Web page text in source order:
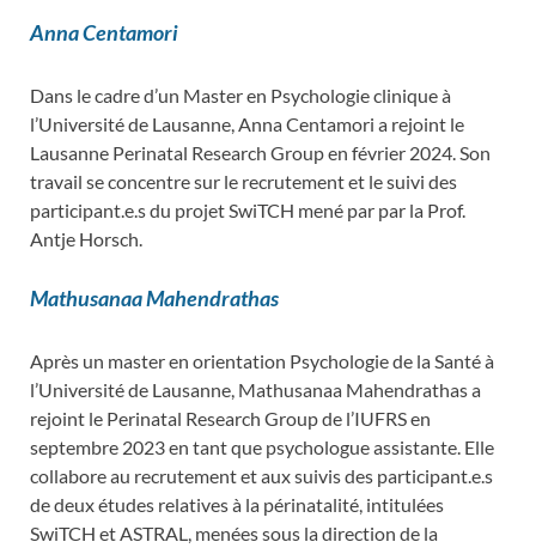
Anna Centamori
Dans le cadre d’un Master en Psychologie clinique à
l’Université de Lausanne, Anna Centamori a rejoint le
Lausanne Perinatal Research Group en février 2024. Son
travail se concentre sur le recrutement et le suivi des
participant.e.s du projet SwiTCH mené par par la Prof.
Antje Horsch.
MathusanaaMahendrathas
Après un master en orientation Psychologie de la Santé à
l’Université de Lausanne, Mathusanaa Mahendrathas a
rejoint le Perinatal Research Group de l’IUFRS en
septembre 2023 en tant que psychologue assistante. Elle
collabore au recrutement et aux suivis des participant.e.s
de deux études relatives à la périnatalité, intitulées
SwiTCH et ASTRAL, menées sous la direction de la